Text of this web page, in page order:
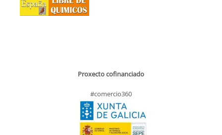
Proxecto cofinanciado
#comercio360